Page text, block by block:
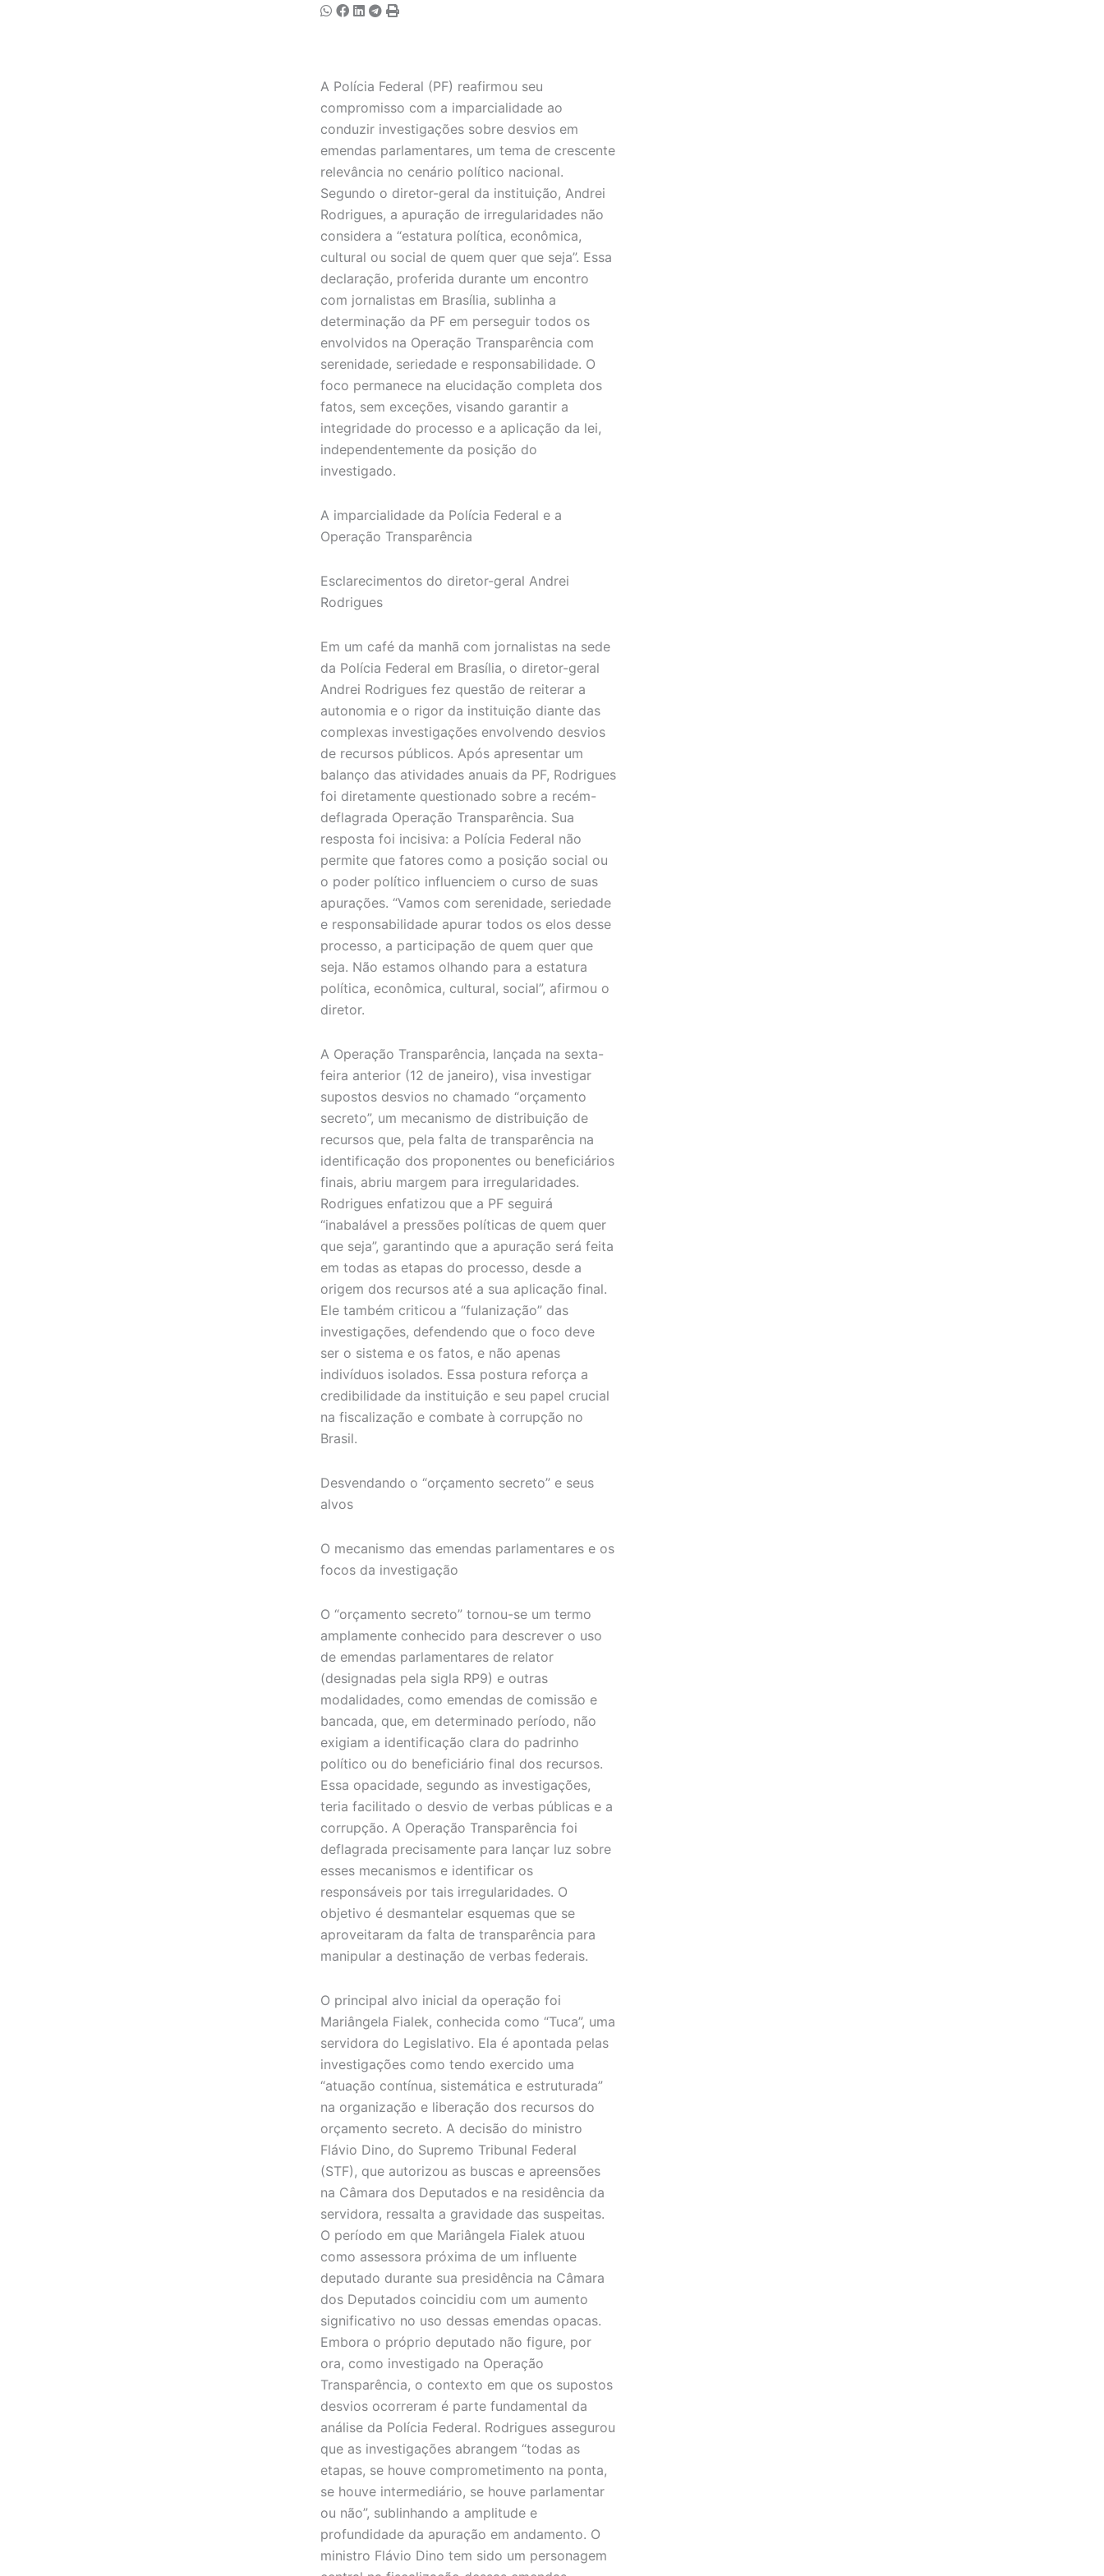
A Polícia Federal (PF) reafirmou seu
compromisso com a imparcialidade ao
conduzir investigações sobre desvios em
emendas parlamentares, um tema de crescente
relevância no cenário político nacional.
Segundo o diretor-geral da instituição, Andrei
Rodrigues, a apuração de irregularidades não
considera a “estatura política, econômica,
cultural ou social de quem quer que seja”. Essa
declaração, proferida durante um encontro
com jornalistas em Brasília, sublinha a
determinação da PF em perseguir todos os
envolvidos na Operação Transparência com
serenidade, seriedade e responsabilidade. O
foco permanece na elucidação completa dos
fatos, sem exceções, visando garantir a
integridade do processo e a aplicação da lei,
independentemente da posição do
investigado.
A imparcialidade da Polícia Federal e a
Operação Transparência
Esclarecimentos do diretor-geral Andrei
Rodrigues
Em um café da manhã com jornalistas na sede
da Polícia Federal em Brasília, o diretor-geral
Andrei Rodrigues fez questão de reiterar a
autonomia e o rigor da instituição diante das
complexas investigações envolvendo desvios
de recursos públicos. Após apresentar um
balanço das atividades anuais da PF, Rodrigues
foi diretamente questionado sobre a recém-
deflagrada Operação Transparência. Sua
resposta foi incisiva: a Polícia Federal não
permite que fatores como a posição social ou
o poder político influenciem o curso de suas
apurações. “Vamos com serenidade, seriedade
e responsabilidade apurar todos os elos desse
processo, a participação de quem quer que
seja. Não estamos olhando para a estatura
política, econômica, cultural, social”, afirmou o
diretor.
A Operação Transparência, lançada na sexta-
feira anterior (12 de janeiro), visa investigar
supostos desvios no chamado “orçamento
secreto”, um mecanismo de distribuição de
recursos que, pela falta de transparência na
identificação dos proponentes ou beneficiários
finais, abriu margem para irregularidades.
Rodrigues enfatizou que a PF seguirá
“inabalável a pressões políticas de quem quer
que seja”, garantindo que a apuração será feita
em todas as etapas do processo, desde a
origem dos recursos até a sua aplicação final.
Ele também criticou a “fulanização” das
investigações, defendendo que o foco deve
ser o sistema e os fatos, e não apenas
indivíduos isolados. Essa postura reforça a
credibilidade da instituição e seu papel crucial
na fiscalização e combate à corrupção no
Brasil.
Desvendando o “orçamento secreto” e seus
alvos
O mecanismo das emendas parlamentares e os
focos da investigação
O “orçamento secreto” tornou-se um termo
amplamente conhecido para descrever o uso
de emendas parlamentares de relator
(designadas pela sigla RP9) e outras
modalidades, como emendas de comissão e
bancada, que, em determinado período, não
exigiam a identificação clara do padrinho
político ou do beneficiário final dos recursos.
Essa opacidade, segundo as investigações,
teria facilitado o desvio de verbas públicas e a
corrupção. A Operação Transparência foi
deflagrada precisamente para lançar luz sobre
esses mecanismos e identificar os
responsáveis por tais irregularidades. O
objetivo é desmantelar esquemas que se
aproveitaram da falta de transparência para
manipular a destinação de verbas federais.
O principal alvo inicial da operação foi
Mariângela Fialek, conhecida como “Tuca”, uma
servidora do Legislativo. Ela é apontada pelas
investigações como tendo exercido uma
“atuação contínua, sistemática e estruturada”
na organização e liberação dos recursos do
orçamento secreto. A decisão do ministro
Flávio Dino, do Supremo Tribunal Federal
(STF), que autorizou as buscas e apreensões
na Câmara dos Deputados e na residência da
servidora, ressalta a gravidade das suspeitas.
O período em que Mariângela Fialek atuou
como assessora próxima de um influente
deputado durante sua presidência na Câmara
dos Deputados coincidiu com um aumento
significativo no uso dessas emendas opacas.
Embora o próprio deputado não figure, por
ora, como investigado na Operação
Transparência, o contexto em que os supostos
desvios ocorreram é parte fundamental da
análise da Polícia Federal. Rodrigues assegurou
que as investigações abrangem “todas as
etapas, se houve comprometimento na ponta,
se houve intermediário, se houve parlamentar
ou não”, sublinhando a amplitude e
profundidade da apuração em andamento. O
ministro Flávio Dino tem sido um personagem